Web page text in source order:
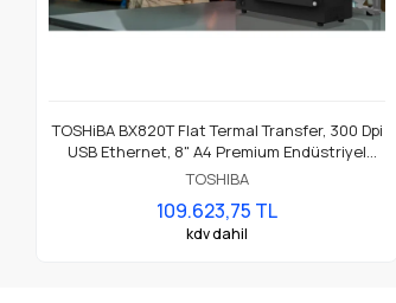
TOSHiBA BX820T Flat Termal Transfer, 300 Dpi
USB Ethernet, 8" A4 Premium Endüstriyel
Barkod Etiket Yazıcı
TOSHIBA
109.623,75 TL
kdv dahil